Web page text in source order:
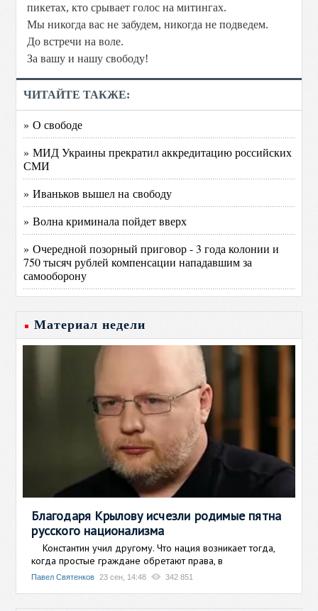
пикетах, кто срывает голос на митингах.
Мы никогда вас не забудем, никогда не подведем.
До встречи на воле.
За вашу и нашу свободу!
ЧИТАЙТЕ ТАКЖЕ:
» О свободе
» МИД Украины прекратил аккредитацию российских
СМИ
» Иваньков вышел на свободу
» Волна криминала пойдет вверх
» Очередной позорный приговор - 3 года колонии и
750 тысяч рублей компенсации нападавшим за
самооборону
Материал недели
Благодаря Крылову исчезли родимые пятна
русского национализма
Константин учил другому. Что нация возникает тогда,
когда простые граждане обретают права, в
Павел Святенков 23 сен, 14:48 342 851